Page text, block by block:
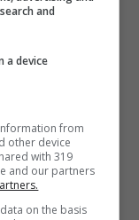
.
innamorate
senza
per
and
a device
from
other device
with 319
and our partners
on the basis